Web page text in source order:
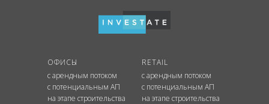
ОФИСЫ
с арендным потоком
с потенциальным АП
на этапе строительства
RETAIL
с арендным потоком
с потенциальным АП
на этапе строительства